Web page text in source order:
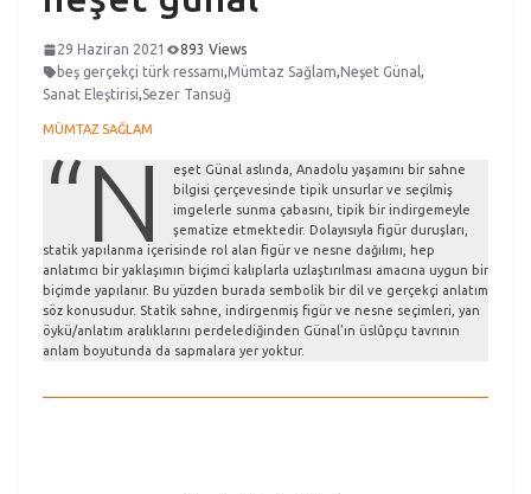
29 Haziran 2021
893 Views
beş gerçekçi türk ressamı,Mümtaz Sağlam,Neşet Günal,
Sanat Eleştirisi,Sezer Tansuğ
MÜMTAZ SAĞLAM
“N
eşet Günal aslında, Anadolu yaşamını bir sahne
bilgisi çerçevesinde tipik unsurlar ve seçilmiş
imgelerle sunma çabasını, tipik bir indirgemeyle
şematize etmektedir. Dolayısıyla figür duruşları,
statik yapılanma içerisinde rol alan figür ve nesne dağılımı, hep
anlatımcı bir yaklaşımın biçimci kalıplarla uzlaştırılması amacına uygun bir
biçimde yapılanır. Bu yüzden burada sembolik bir dil ve gerçekçi anlatım
söz konusudur. Statik sahne, indirgenmiş figür ve nesne seçimleri, yan
öykü/anlatım aralıklarını perdelediğinden Günal’ın üslûpçu tavrının
anlam boyutunda da sapmalara yer yoktur.